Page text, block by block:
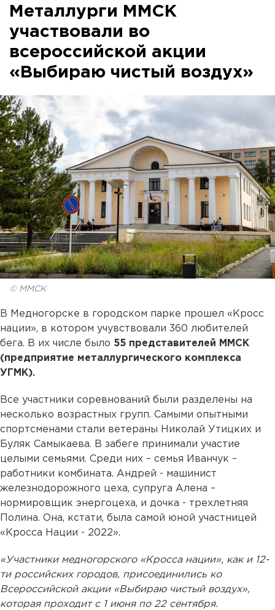
Металлурги ММСК
участвовали во
всероссийской акции
«Выбираю чистый воздух»
© ММСК
В Медногорске в городском парке прошел «Кросс
нации», в котором учувствовали 360 любителей
бега. В их числе было 55 представителей ММСК
(предприятие металлургического комплекса
УГМК).
Все участники соревнований были разделены на
несколько возрастных групп. Самыми опытными
спортсменами стали ветераны Николай Утицких и
Буляк Самыкаева. В забеге принимали участие
целыми семьями. Среди них – семья Иванчук –
работники комбината. Андрей - машинист
железнодорожного цеха, супруга Алена –
нормировщик энергоцеха, и дочка - трехлетняя
Полина. Она, кстати, была самой юной участницей
«Кросса Нации - 2022».
«Участники медногорского «Кросса нации», как и 12-
ти российских городов, присоединились ко
Всероссийской акции «Выбираю чистый воздух»,
которая проходит с 1 июня по 22 сентября.